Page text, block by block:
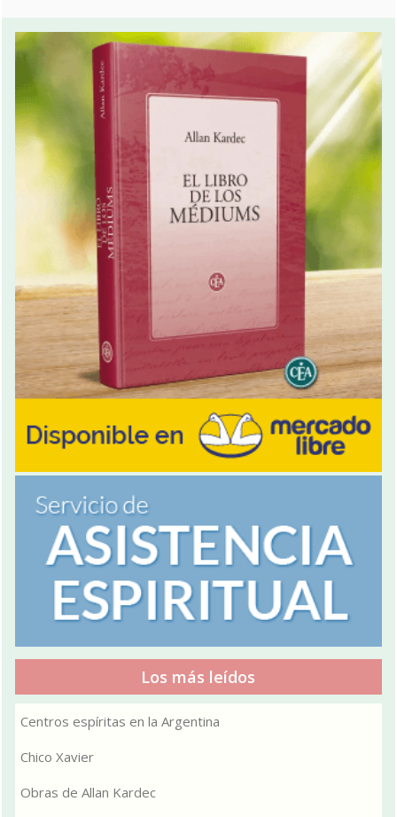
Los más leídos
Centros espíritas en la Argentina
Chico Xavier
Obras de Allan Kardec